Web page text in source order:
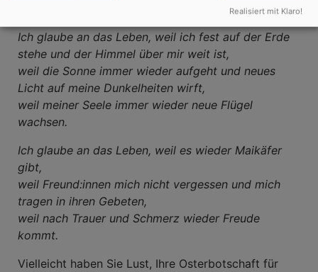
weil jeder Morgen neue Überraschungen bringt.
Ich glaube an das Leben, weil ich fest auf der Erde
stehe und der Himmel über mir weit ist,
weil die Sonne immer wieder aufgeht und neues
Licht auf meine Dunkelheiten wirft,
weil meiner Seele immer wieder neue Flügel
wachsen.
Ich glaube an das Leben, weil es wieder Maikäfer
gibt,
weil Freund:innen mich nicht vergessen und mich
tragen in ihren Gebeten,
weil nach Trauer und Schmerz wieder Freude
kommt.
Vielleicht haben Sie Lust, Ihre Osterbotschaft für
Realisiert mit Klaro!